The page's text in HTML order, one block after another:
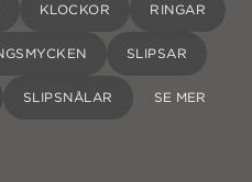
KLOCKOR RINGAR
SLIPSAR
SLIPSNÅLAR SE MER